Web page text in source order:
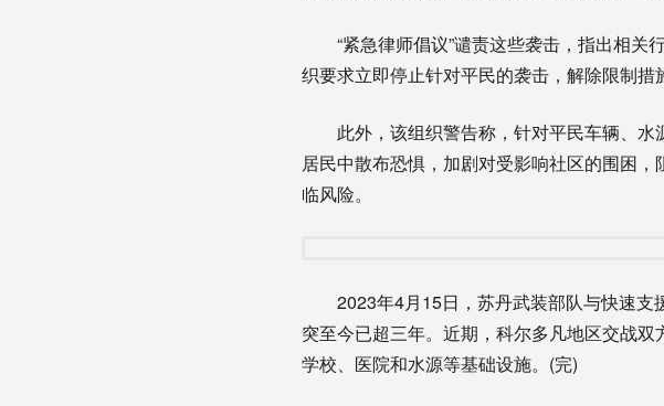
“紧急律师倡议”谴责这些袭击，指出相关
织要求立即停止针对平民的袭击，解除限制措
此外，该组织警告称，针对平民车辆、水
居民中散布恐惧，加剧对受影响社区的围困
临风险。
2023年4月15日，苏丹武装部队与快速支
突至今已超三年。近期，科尔多凡地区交战
学校、医院和水源等基础设施。(完)